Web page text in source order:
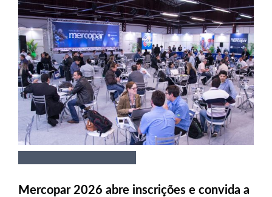
Mercopar 2026 abre inscrições e convida a